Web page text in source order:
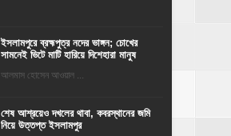
ইসলামপুরে ব্রহ্মপুত্র নদের ভাঙ্গন; চোখের
সামনেই ভিটে মাটি হারিয়ে দিশেহারা মানুষ
আলমাস হোসেন আওয়াল ...
শেষ আশ্রয়েও দখলের থাবা, কবরস্থানের জমি
নিয়ে উত্তপ্ত ইসলামপুর